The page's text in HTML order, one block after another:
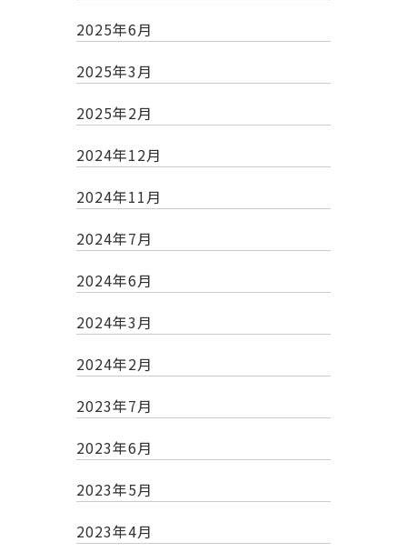
2025年6月
2025年3月
2025年2月
2024年12月
2024年11月
2024年7月
2024年6月
2024年3月
2024年2月
2023年7月
2023年6月
2023年5月
2023年4月